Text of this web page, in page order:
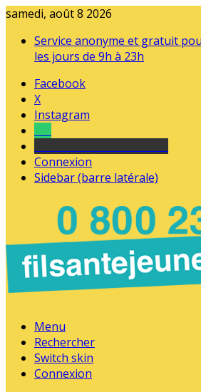
samedi, août 8 2026
Service anonyme et gratuit
les jours de 9h à 23h
Facebook
X
Instagram
Connexion
Sidebar (barre latérale)
Menu
Rechercher
Switch skin
Connexion